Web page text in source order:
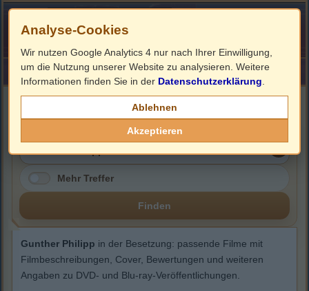
HOME ImpressumLinks
Gunther Philipp
Mehr Treffer
Finden
Gunther Philipp in der Besetzung: passende Filme mit
Filmbeschreibungen, Cover, Bewertungen und weiteren
Angaben zu DVD- und Blu-ray-Veröffentlichungen.
Analyse-Cookies
Wir nutzen Google Analytics 4 nur nach Ihrer Einwilligung,
um die Nutzung unserer Website zu analysieren. Weitere
Informationen finden Sie in der Datenschutzerklärung
Ablehnen
Akzeptieren